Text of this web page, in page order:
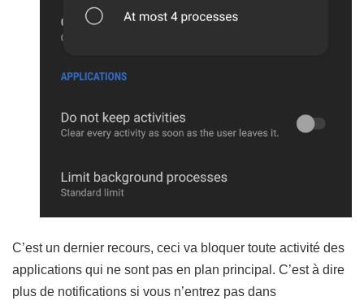
C’est un dernier recours, ceci va bloquer toute activité des
applications qui ne sont pas en plan principal. C’est à dire
plus de notifications si vous n’entrez pas dans